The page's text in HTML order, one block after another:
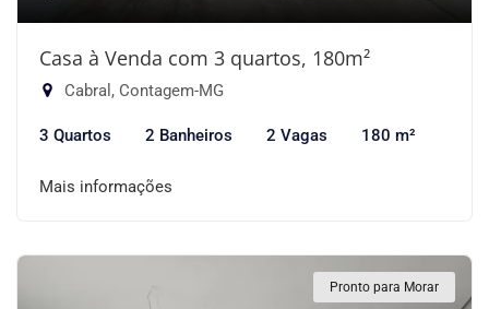
Casa à Venda com 3 quartos, 180m²
Cabral, Contagem-MG
3 Quartos 2 Banheiros 2 Vagas 180 m²
Mais informações
Pronto para Morar